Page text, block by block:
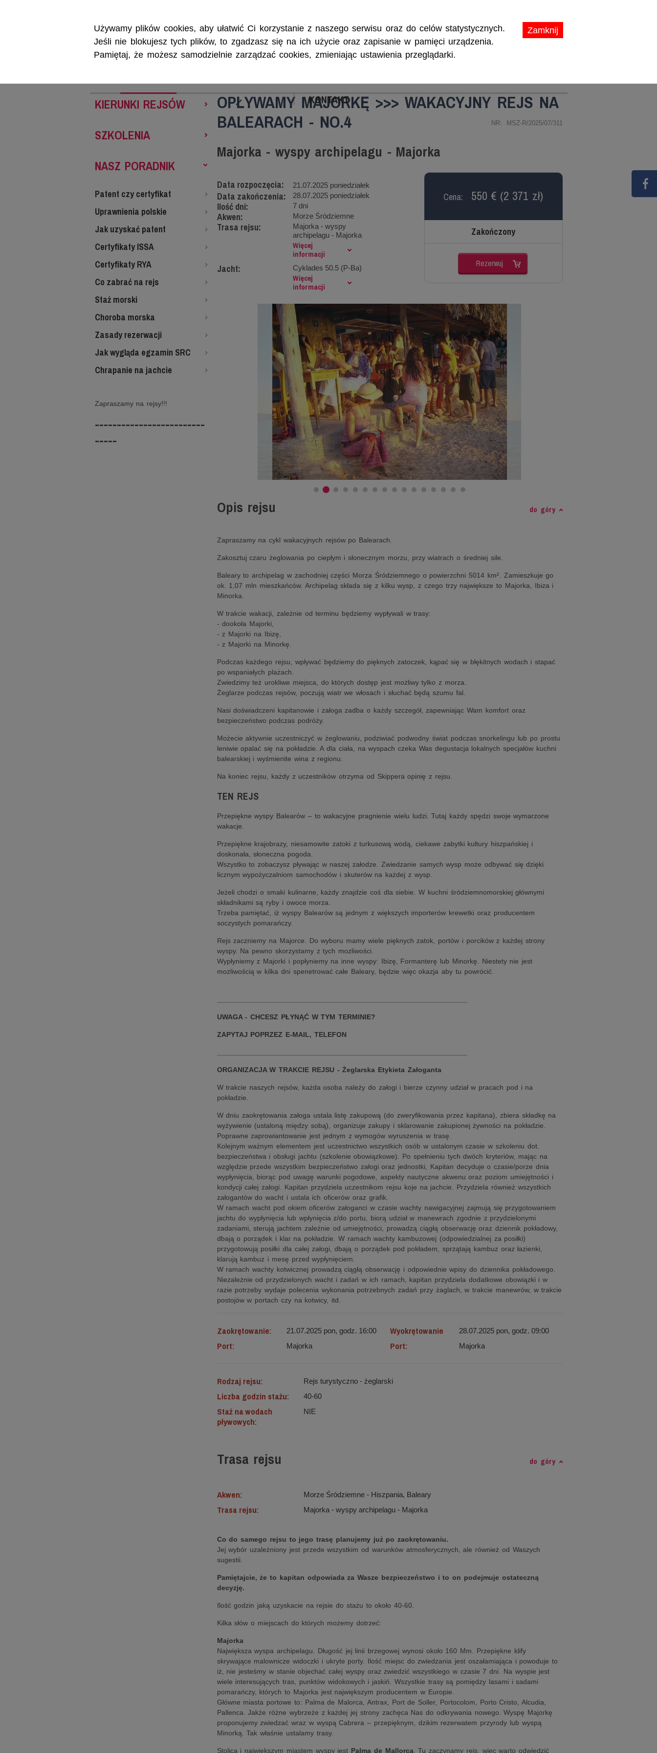
Zamknij
Używamy plików cookies, aby ułatwić Ci korzystanie z naszego serwisu oraz do celów statystycznych.
Jeśli nie blokujesz tych plików, to zgadzasz się na ich użycie oraz zapisanie w pamięci urządzenia.
Pamiętaj, że możesz samodzielnie zarządzać cookies, zmieniając ustawienia przeglądarki.
KONTAKT
Rejsy morskie i śródlądowe, szkolenia żeglarskie, patenty i certyfikaty.
OPŁYWAMY MAJORKĘ >>> WAKACYJNY REJS NA
BALEARACH - NO.4
NR: MSZ-R/2025/07/311
Majorka - wyspy archipelagu - Majorka
Data rozpoczęcia: 21.07.2025 poniedziałek
Data zakończenia: 28.07.2025 poniedziałek
Ilość dni: 7 dni
Akwen: Morze Śródziemne
Trasa rejsu:
Majorka - wyspy
archipelagu - Majorka
Więcej
informacji
Jacht: Cyklades 50.5 (P-Ba)
Więcej
informacji
Cena: 550 € (2 371 zł)
Zakończony
Rezerwuj
Opis rejsu do góry
Zapraszamy na cykl wakacyjnych rejsów po Balearach.
Zakosztuj czaru żeglowania po ciepłym i słonecznym morzu, przy wiatrach o średniej sile.
Baleary to archipelag w zachodniej części Morza Śródziemnego o powierzchni 5014 km². Zamieszkuje go
ok. 1,07 mln mieszkańców. Archipelag składa się z kilku wysp, z czego trzy największe to Majorka, Ibiza i
Minorka.
W trakcie wakacji, zależnie od terminu będziemy wypływali w trasy:
- dookoła Majorki,
- z Majorki na Ibizę,
- z Majorki na Minorkę.
Podczas każdego rejsu, wpływać będziemy do pięknych zatoczek, kąpać się w błękitnych wodach i stapać
po wspaniałych plażach.
Zwiedzimy też urokliwe miejsca, do których dostęp jest możliwy tylko z morza.
Żeglarze podczas rejsów, poczują wiatr we włosach i słuchać będą szumu fal.
Nasi doświadczeni kapitanowie i załoga zadba o każdy szczegół, zapewniając Wam komfort oraz
bezpieczeństwo podczas podróży.
Możecie aktywnie uczestniczyć w żeglowaniu, podziwiać podwodny świat podczas snorkelingu lub po prostu
leniwie opalać się na pokładzie. A dla ciała, na wyspach czeka Was degustacja lokalnych specjałów kuchni
balearskiej i wyśmienite wina z regionu.
Na koniec rejsu, każdy z uczestników otrzyma od Skippera opinię z rejsu.
TEN REJS
Przepiękne wyspy Balearów – to wakacyjne pragnienie wielu ludzi. Tutaj każdy spędzi swoje wymarzone
wakacje.
Przepiękne krajobrazy, niesamowite zatoki z turkusową wodą, ciekawe zabytki kultury hiszpańskiej i
doskonała, słoneczna pogoda.
Wszystko to zobaczysz pływając w naszej załodze. Zwiedzanie samych wysp może odbywać się dzięki
licznym wypożyczalniom samochodów i skuterów na każdej z wysp.
Jeżeli chodzi o smaki kulinarne, każdy znajdzie coś dla siebie. W kuchni śródziemnomorskiej głównymi
składnikami są ryby i owoce morza.
Trzeba pamiętać, iż wyspy Balearów są jednym z większych importerów krewetki oraz producentem
soczystych pomarańczy.
Rejs zaczniemy na Majorce. Do wyboru mamy wiele pięknych zatok, portów i porcików z każdej strony
wyspy. Na pewno skorzystamy z tych mozliwości.
Wypłyniemy z Majorki i popłyniemy na inne wyspy: Ibizę, Formanterę lub Minorkę. Niestety nie jest
mozliwością w kilka dni spenetrować całe Baleary, będzie więc okazja aby tu powrócić.
UWAGA - CHCESZ PŁYNĄĆ W TYM TERMINIE?
ZAPYTAJ POPRZEZ E-MAIL, TELEFON
ORGANIZACJA W TRAKCIE REJSU - Żeglarska Etykieta Załoganta
W trakcie naszych rejsów, każda osoba należy do załogi i bierze czynny udział w pracach pod i na
pokładzie.
W dniu zaokrętowania załoga ustala listę zakupową (do zweryfikowania przez kapitana), zbiera składkę na
wyżywienie (ustaloną między sobą), organizuje zakupy i sklarowanie zakupionej żywności na pokładzie.
Poprawne zaprowiantowanie jest jednym z wymogów wyruszenia w trasę.
Kolejnym ważnym elementem jest uczestnictwo wszystkich osób w ustalonym czasie w szkoleniu dot.
bezpieczeństwa i obsługi jachtu (szkolenie obowiązkowe). Po spełnieniu tych dwóch kryteriów, mając na
względzie przede wszystkim bezpieczeństwo załogi oraz jednostki, Kapitan decyduje o czasie/porze dnia
wypłynięcia, biorąc pod uwagę warunki pogodowe, aspekty nautyczne akwenu oraz poziom umiejętności i
kondycji całej załogi. Kapitan przydziela uczestnikom rejsu koje na jachcie. Przydziela również wszystkich
załogantów do wacht i ustala ich oficerów oraz grafik.
W ramach wacht pod okiem oficerów załoganci w czasie wachty nawigacyjnej zajmują się przygotowaniem
jachtu do wypłynięcia lub wpłynięcia z/do portu, biorą udział w manewrach zgodnie z przydzielonymi
zadaniami, sterują jachtem zależnie od umiejętności, prowadzą ciągłą obserwację oraz dziennik pokładowy,
dbają o porządek i klar na pokładzie. W ramach wachty kambuzowej (odpowiedzialnej za posiłki)
przygotowują posiłki dla całej załogi, dbają o porządek pod pokładem, sprzątają kambuz oraz łazienki,
klarują kambuz i mesę przed wypłynięciem.
W ramach wachty kotwicznej prowadzą ciągłą obserwację i odpowiednie wpisy do dziennika pokładowego.
Niezależnie od przydzielonych wacht i zadań w ich ramach, kapitan przydziela dodatkowe obowiązki i w
razie potrzeby wydaje polecenia wykonania potrzebnych zadań przy żaglach, w trakcie manewrów, w trakcie
postojów w portach czy na kotwicy, itd.
Zaokrętowanie: 21.07.2025 pon, godz. 16:00 Wyokrętowanie 28.07.2025 pon, godz. 09:00
Port: Majorka Port: Majorka
Rodzaj rejsu: Rejs turystyczno - żeglarski
Liczba godzin stażu: 40-60
Staż na wodach
pływowych:
NIE
Trasa rejsu do góry
Akwen: Morze Śródziemne ‐ Hiszpania, Baleary
Trasa rejsu: Majorka - wyspy archipelagu - Majorka
Co do samego rejsu to jego trasę planujemy już po zaokrętowaniu.
Jej wybór uzależniony jest przede wszystkim od warunków atmosferycznych, ale również od Waszych
sugestii.
Pamiętajcie, że to kapitan odpowiada za Wasze bezpieczeństwo i to on podejmuje ostateczną
decyzję.
Ilość godzin jaką uzyskacie na rejsie do stażu to około 40-60.
Kilka słów o miejscach do których możemy dotrzeć:
Majorka
Największa wyspa archipelagu. Długość jej linii brzegowej wynosi około 160 Mm. Przepiękne klify
skrywające malownicze widoczki i ukryte porty. Ilość miejsc do zwiedzania jest oszałamiająca i powoduje to
iż, nie jesteśmy w stanie objechać całej wyspy oraz zwiedzić wszystkiego w czasie 7 dni. Na wyspie jest
wiele interesujących tras, punktów widokowych i jaskiń. Wszystkie trasy są pomiędzy lasami i sadami
pomarańczy, których to Majorka jest największym producentem w Europie.
Główne miasta portowe to: Palma de Malorca, Antrax, Port de Soller, Portocolom, Porto Cristo, Alcudia,
Pallenca. Jakże różne wybrzeże z każdej jej strony zachęca Nas do odkrywania nowego. Wyspę Majorkę
proponujemy zwiedzać wraz w wyspą Cabrera – przepięknym, dzikim rezerwatem przyrody lub wyspą
Minorką. Tak właśnie ustalamy trasy.
Stolicą i największym miastem wyspy jest Palma de Mallorca. Tu zaczynamy rejs, więc warto odwiedzić
KIERUNKI REJSÓW
SZKOLENIA
NASZ PORADNIK
Patent czy certyfikat
Uprawnienia polskie
Jak uzyskać patent
Certyfikaty ISSA
Certyfikaty RYA
Co zabrać na rejs
Staż morski
Choroba morska
Zasady rezerwacji
Jak wygląda egzamin SRC
Chrapanie na jachcie
Zapraszamy na rejsy!!!
-------------------------
-----